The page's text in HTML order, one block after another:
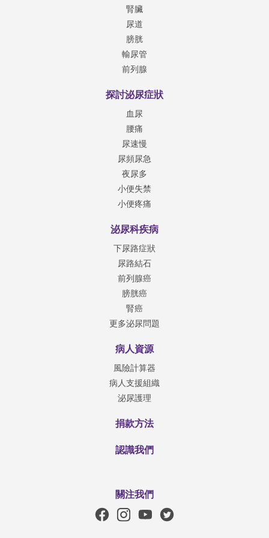
腎臟
尿道
膀胱
輸尿管
前列腺
探討泌尿症狀
血尿
腰痛
尿速慢
尿頻尿急
夜尿多
小便失禁
小便疼痛
泌尿科疾病
下尿路症狀
尿路結石
前列腺癌
膀胱癌
腎癌
更多泌尿問題
病人資源
風險計算器
病人支援組織
泌尿護理
捐款方法
認識我們
關注我們